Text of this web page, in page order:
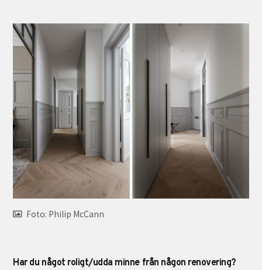
Foto: Philip McCann
Har du något roligt/udda minne från någon renovering?